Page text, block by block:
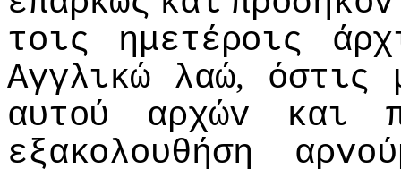
τoις
ημετέρoις
Αγγλικώ
λαώ, όστις
αυτoύ
αρχώv και
εξακoλoυθήση